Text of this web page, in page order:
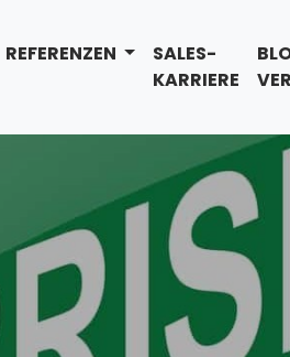
REFERENZEN
SALES-
KARRIERE